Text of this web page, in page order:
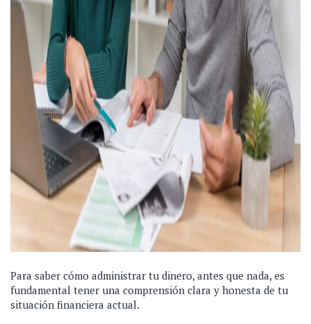
Para saber cómo administrar tu dinero, antes que nada, es
fundamental tener una comprensión clara y honesta de tu
situación financiera actual.